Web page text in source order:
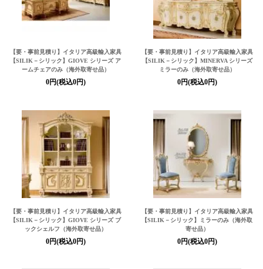
【要・事前見積り】イタリア高級輸入家具
【SILIK－シリック】GIOVE シリーズ ア
ームチェアのみ（海外取寄せ品）
0円(税込0円)
【要・事前見積り】イタリア高級輸入家具
【SILIK－シリック】 MINERVA シリーズ
ミラーのみ（海外取寄せ品）
0円(税込0円)
【要・事前見積り】イタリア高級輸入家具
【SILIK－シリック】GIOVE シリーズ ブ
ックシェルフ（海外取寄せ品）
0円(税込0円)
【要・事前見積り】イタリア高級輸入家具
【SILIK－シリック】
ミラーのみ（海外取
寄せ品）
0円(税込0円)